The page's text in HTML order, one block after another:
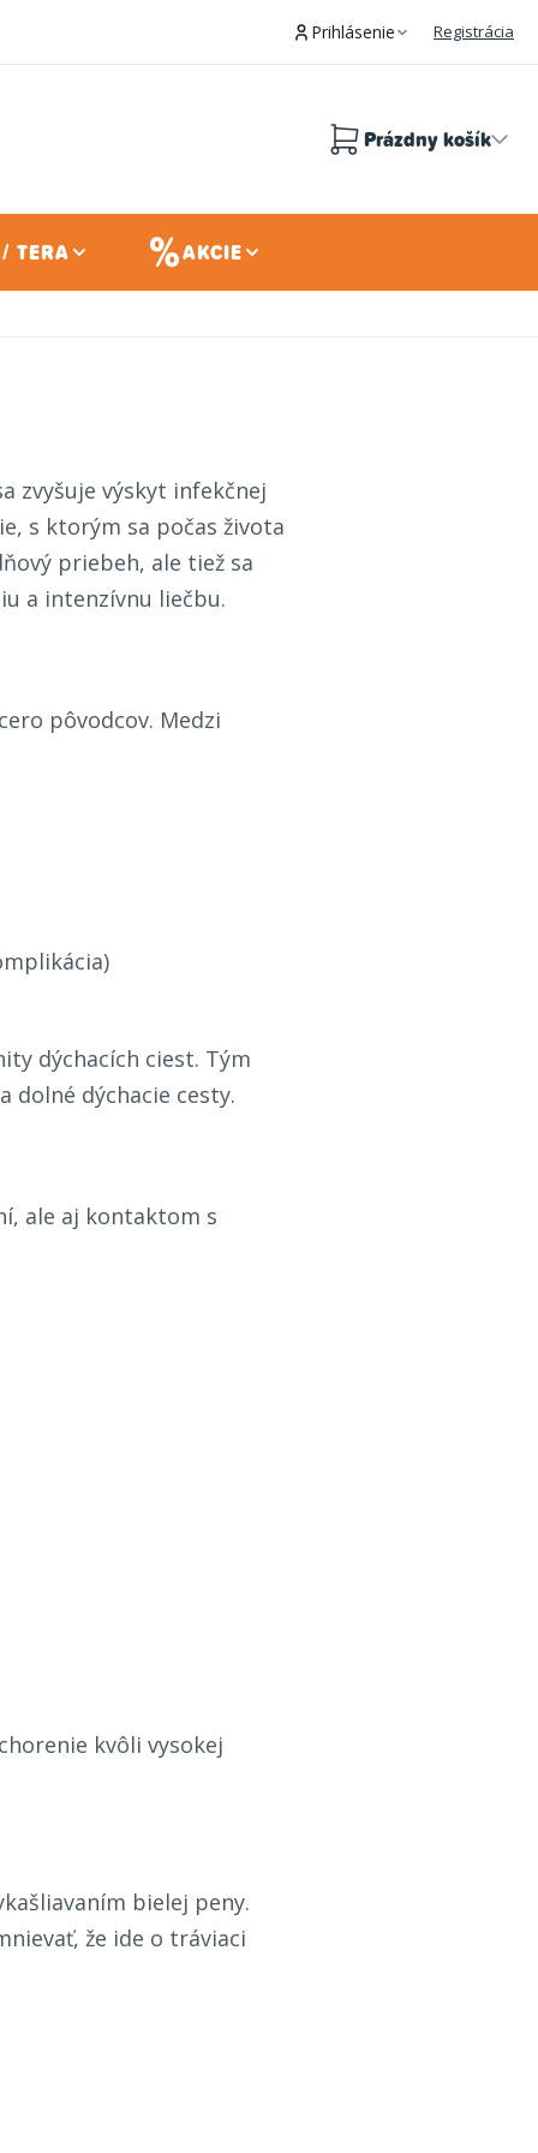
Prihlásenie Registrácia
Prázdny košík
TERA AKCIE
zvyšuje výskyt infekčnej
s ktorým sa počas života
priebeh, ale tiež sa
a intenzívnu liečbu.
pôvodcov. Medzi
dýchacích ciest. Tým
dolné dýchacie cesty.
ale aj kontaktom s
kvôli vysokej
bielej peny.
že ide o tráviaci